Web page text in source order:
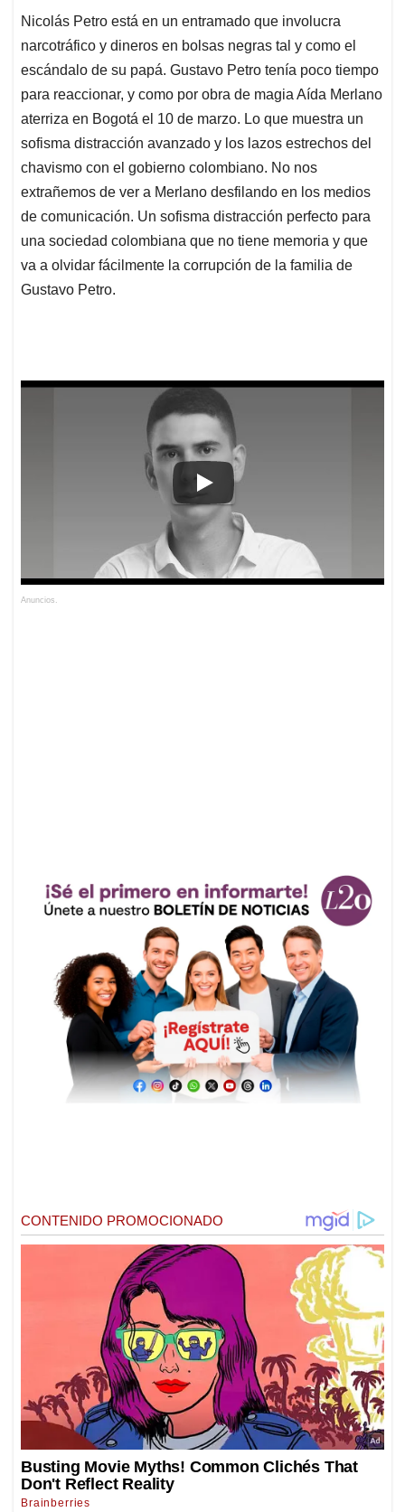
Nicolás Petro está en un entramado que involucra
narcotráfico y dineros en bolsas negras tal y como el
escándalo de su papá. Gustavo Petro tenía poco tiempo
para reaccionar, y como por obra de magia Aída Merlano
aterriza en Bogotá el 10 de marzo. Lo que muestra un
sofisma distracción avanzado y los lazos estrechos del
chavismo con el gobierno colombiano. No nos
extrañemos de ver a Merlano desfilando en los medios
de comunicación. Un sofisma distracción perfecto para
una sociedad colombiana que no tiene memoria y que
va a olvidar fácilmente la corrupción de la familia de
Gustavo Petro.
Anuncios.